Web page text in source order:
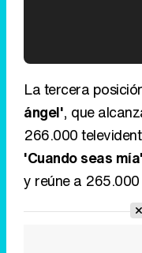
La tercera
ángel', que
266.000
'Cuando seas mía'
y reúne a